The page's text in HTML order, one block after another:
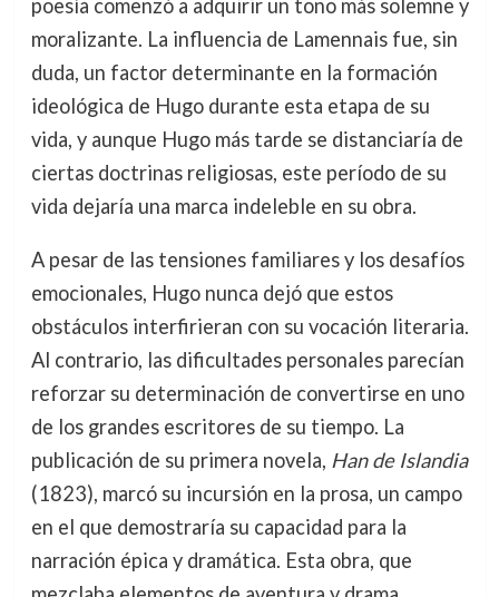
poesía comenzó a adquirir un tono más solemne y
moralizante. La influencia de Lamennais fue, sin
duda, un factor determinante en la formación
ideológica de Hugo durante esta etapa de su
vida, y aunque Hugo más tarde se distanciaría de
ciertas doctrinas religiosas, este período de su
vida dejaría una marca indeleble en su obra.
A pesar de las tensiones familiares y los desafíos
emocionales, Hugo nunca dejó que estos
obstáculos interfirieran con su vocación literaria.
Al contrario, las dificultades personales parecían
reforzar su determinación de convertirse en uno
de los grandes escritores de su tiempo. La
publicación de su primera novela, Han de Islandia
(1823), marcó su incursión en la prosa, un campo
en el que demostraría su capacidad para la
narración épica y dramática. Esta obra, que